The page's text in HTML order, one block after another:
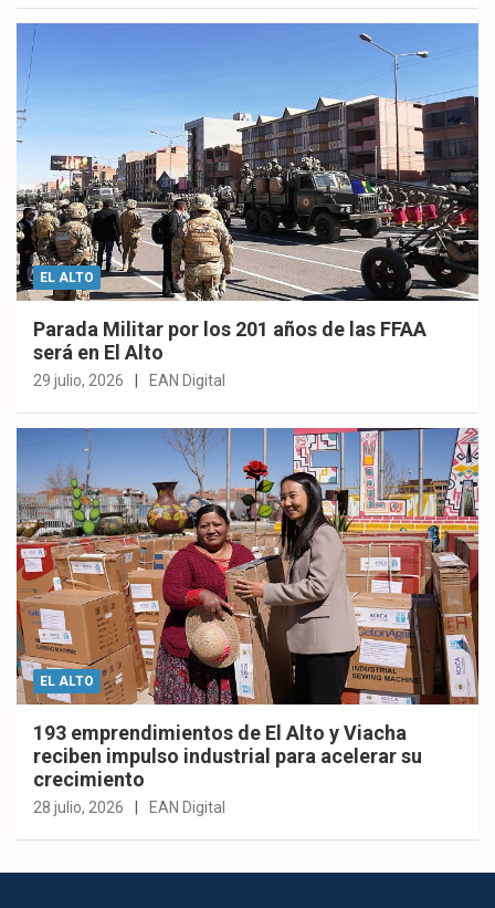
EL ALTO
Parada Militar por los 201 años de las FFAA
será en El Alto
29 julio, 2026 EAN Digital
EL ALTO
193 emprendimientos de El Alto y Viacha
reciben impulso industrial para acelerar su
crecimiento
28 julio, 2026 EAN Digital